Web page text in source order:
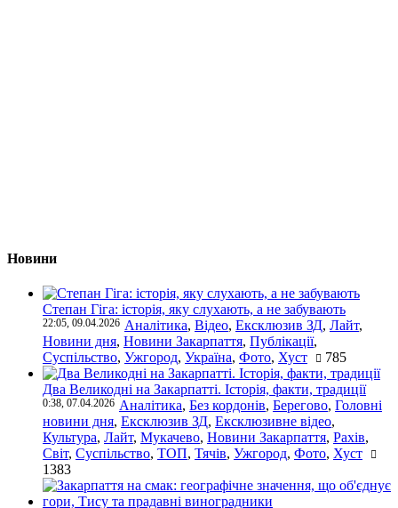
Новини
Степан Гіга: історія, яку слухають, а не забувають
22:05, 09.04.2026 Аналітика, Відео, Ексклюзив ЗД, Лайт,
Новини дня, Новини Закарпаття, Публікації,
Суспільство, Ужгород, Україна, Фото, Хуст 785
Два Великодні на Закарпатті. Історія, факти, традиції
0:38, 07.04.2026 Аналітика, Без кордонів, Берегово, Головні
новини дня, Ексклюзив ЗД, Ексклюзивне відео,
Культура, Лайт, Мукачево, Новини Закарпаття, Рахів,
Світ, Суспільство, ТОП, Тячів, Ужгород, Фото, Хуст
1383